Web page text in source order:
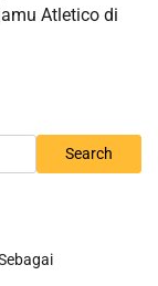
Atletico di
Search